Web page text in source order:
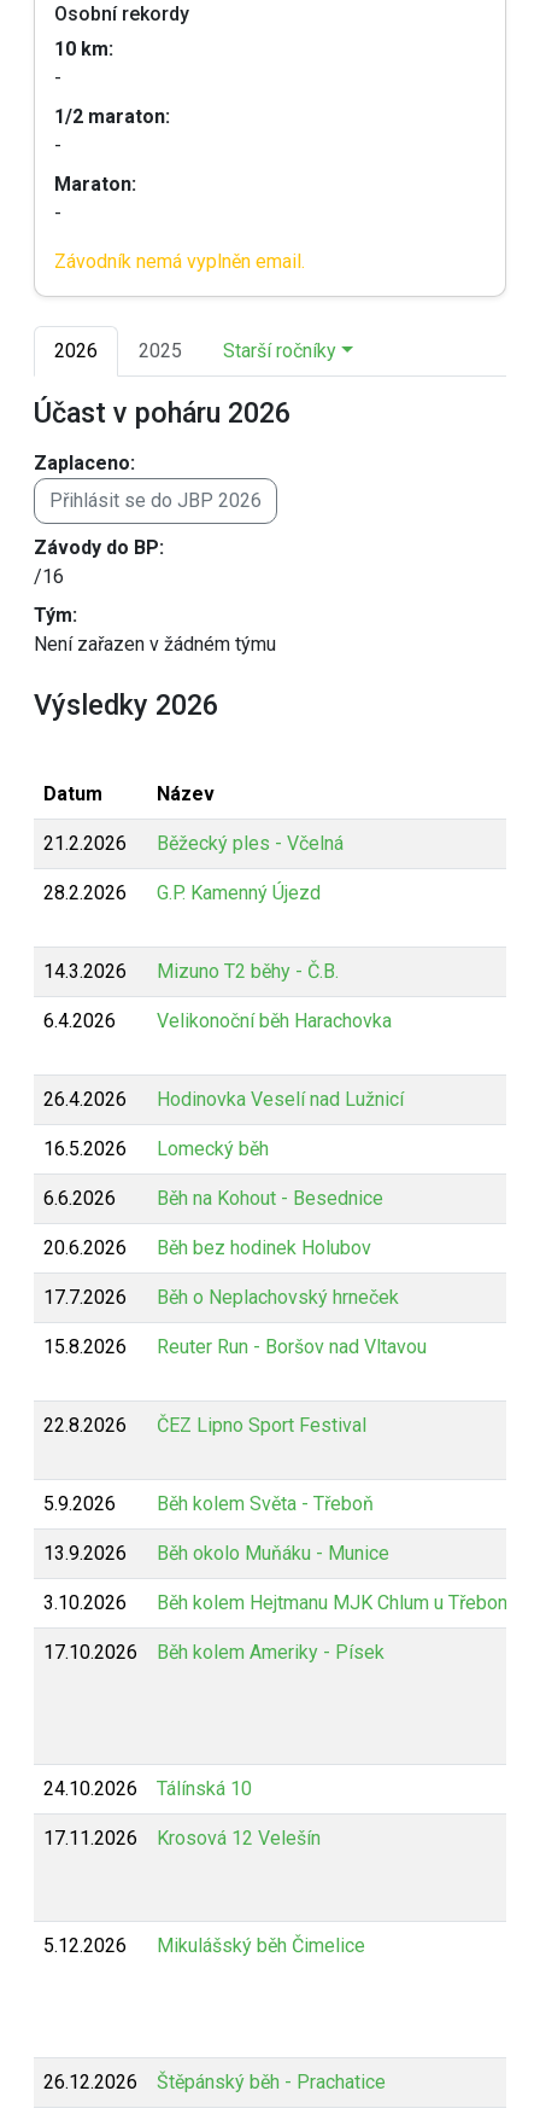
Osobní rekordy
10 km:
-
1/2 maraton:
-
Maraton:
-
Závodník nemá vyplněn email.
2026 2025 Starší ročníky
Účast v poháru 2026
Zaplaceno:
Přihlásit se do JBP 2026
Závody do BP:
/16
Tým:
Není zařazen v žádném týmu
Výsledky 2026
Datum Název
21.2.2026 Běžecký ples - Včelná
28.2.2026 G.P. Kamenný Újezd
14.3.2026 Mizuno T2 běhy - Č.B.
6.4.2026 Velikonoční běh Harachovka
26.4.2026 Hodinovka Veselí nad Lužnicí
16.5.2026 Lomecký běh
6.6.2026 Běh na Kohout - Besednice
20.6.2026 Běh bez hodinek Holubov
17.7.2026 Běh o Neplachovský hrneček
15.8.2026 Reuter Run - Boršov nad Vltavou
22.8.2026 ČEZ Lipno Sport Festival
5.9.2026 Běh kolem Světa - Třeboň
13.9.2026 Běh okolo Muňáku - Munice
3.10.2026 Běh kolem Hejtmanu MJK Chlum u Třeboně
17.10.2026 Běh kolem Ameriky - Písek
24.10.2026 Tálínská 10
17.11.2026 Krosová 12 Velešín
5.12.2026 Mikulášský běh Čimelice
26.12.2026 Štěpánský běh - Prachatice